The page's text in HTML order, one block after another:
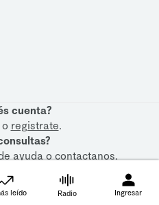
cuenta?
o registrate.
ayudaocontactanos.
leído Radio Ingresar